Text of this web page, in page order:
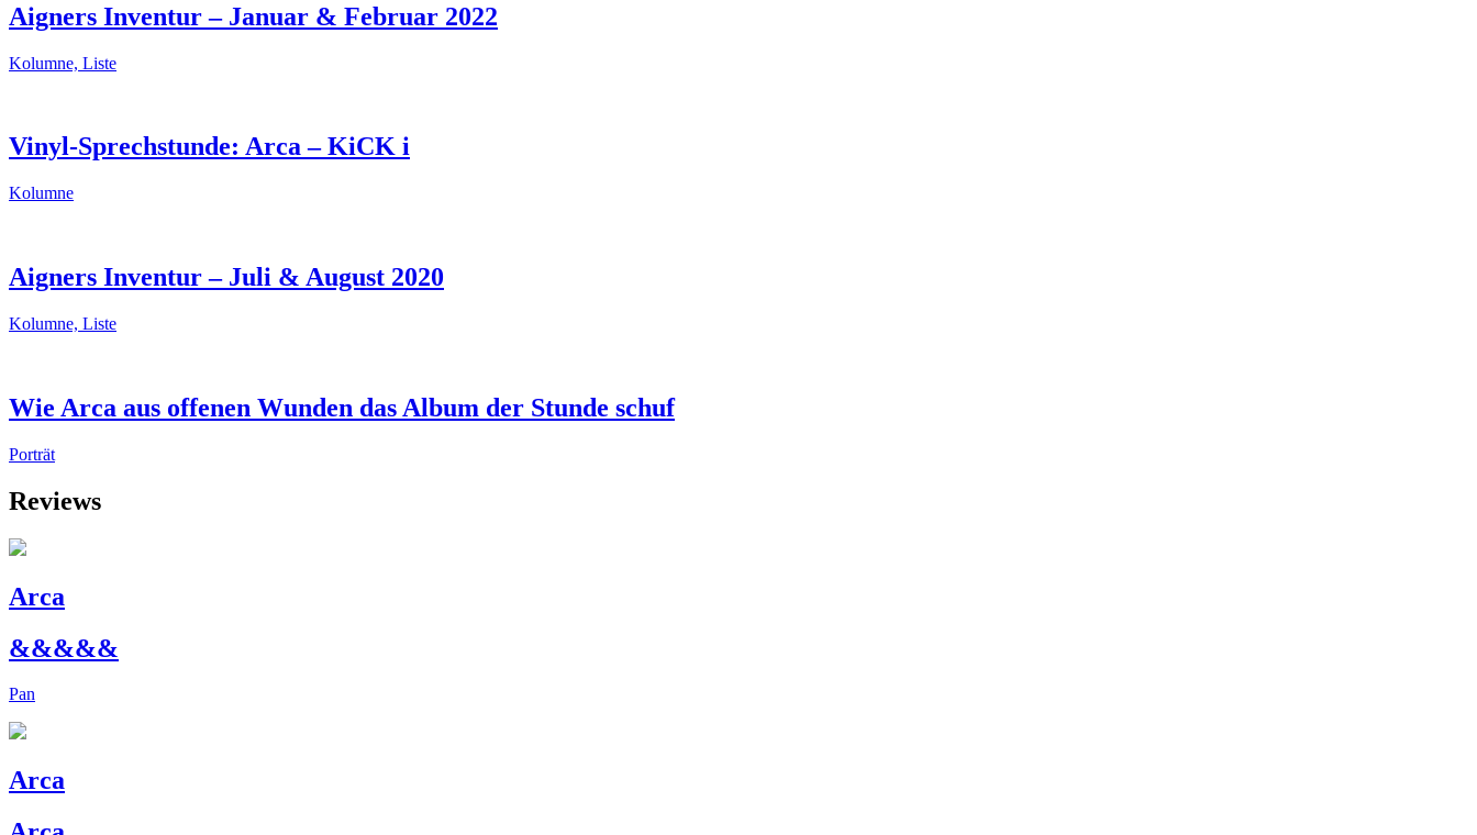
Aigners Inventur – Januar & Februar 2022
Kolumne, Liste
Vinyl-Sprechstunde: Arca – KiCK i
Kolumne
Aigners Inventur – Juli & August 2020
Kolumne, Liste
Wie Arca aus offenen Wunden das Album der Stunde schuf
Porträt
Reviews
Arca
&&&&&
Pan
Arca